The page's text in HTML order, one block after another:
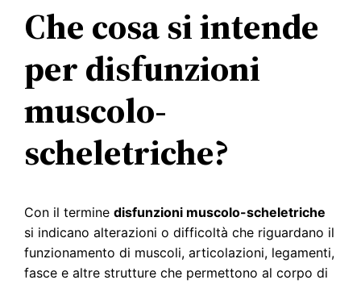
Che cosa si intende
per disfunzioni
muscolo-
scheletriche?
Con il terminedisfunzioni muscolo-scheletriche
si indicano alterazioni o difficoltà che riguardano il
funzionamento di muscoli, articolazioni, legamenti,
fasce e altre strutture che permettono al corpo di